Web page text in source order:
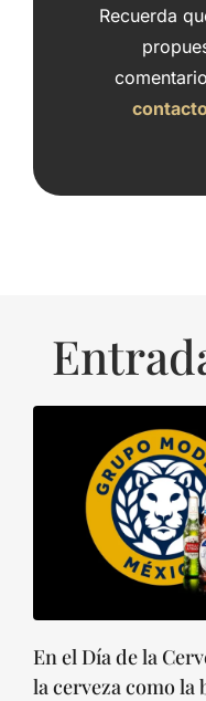
Recuerda
En el Día de la
la cerveza como la